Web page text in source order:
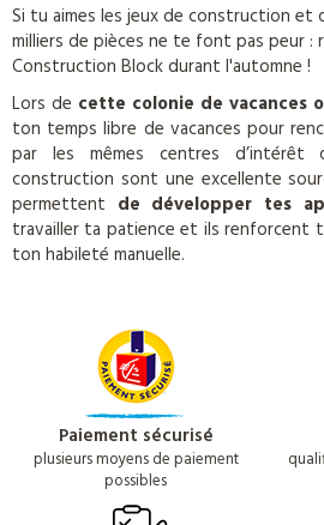
Si tu aimes les jeux de construction et
milliers de pièces ne te font pas peur :
Construction Block durant l'automne !
Lors de cette colonie de vacances
ton temps libre de vacances pour
par les mêmes centres
construction sont une excellente
permettent de développer tes
travailler ta patience et ils renforcent
ton habileté manuelle.
Paiement sécurisé
plusieurs moyens de paiement
possibles